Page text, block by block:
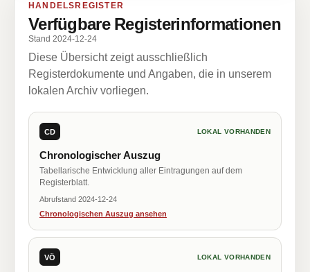
HANDELSREGISTER
Verfügbare Registerinformationen
Stand 2024-12-24
Diese Übersicht zeigt ausschließlich
Registerdokumente und Angaben, die in unserem
lokalen Archiv vorliegen.
CD LOKAL VORHANDEN
Chronologischer Auszug
Tabellarische Entwicklung aller Eintragungen auf dem
Registerblatt.
Abrufstand 2024-12-24
Chronologischen Auszug ansehen
VÖ LOKAL VORHANDEN